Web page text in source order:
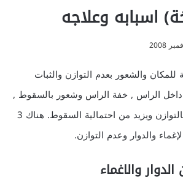
اسبابه وعلاجه
والشعور بعدم التوازن والثبات
داخل الراس , خفة الراس وشعور بالسقوط ,
يغير الدوار احساسك بالتوازن ويزيد من احتمالية السقوط. هناك 3
والدوار وعدم التوازن.
والاغماء